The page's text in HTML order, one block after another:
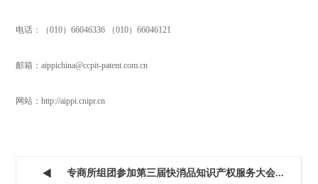
电话：（010）66046336 （010）66046121
邮箱：aippichina@ccpit-patent.com.cn
网站：http://aippi.cnipr.cn
 专商所组团参加第三届快消品知识产权服务大会...